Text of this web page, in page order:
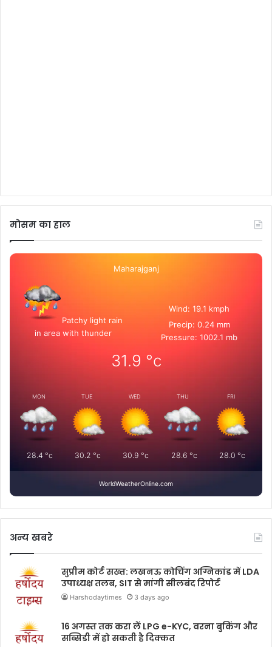
मोसम का हाल
Maharajganj
Patchy light rain
in area with thunder
Wind: 19.1 kmph
Precip: 0.24 mm
Pressure: 1002.1 mb
31.9 °c
MON
28.4 °c
TUE
30.2 °c
WED
30.9 °c
THU
28.6 °c
FRI
28.0 °c
WorldWeatherOnline.com
अन्य खबरे
सुप्रीम कोर्ट सख्त: लखनऊ कोचिंग अग्निकांड में LDA
उपाध्यक्ष तलब, SIT से मांगी सीलबंद रिपोर्ट
Harshodaytimes 3 days ago
16 अगस्त तक करा लें LPG e-KYC, वरना बुकिंग और
सब्सिडी में हो सकती है दिक्कत